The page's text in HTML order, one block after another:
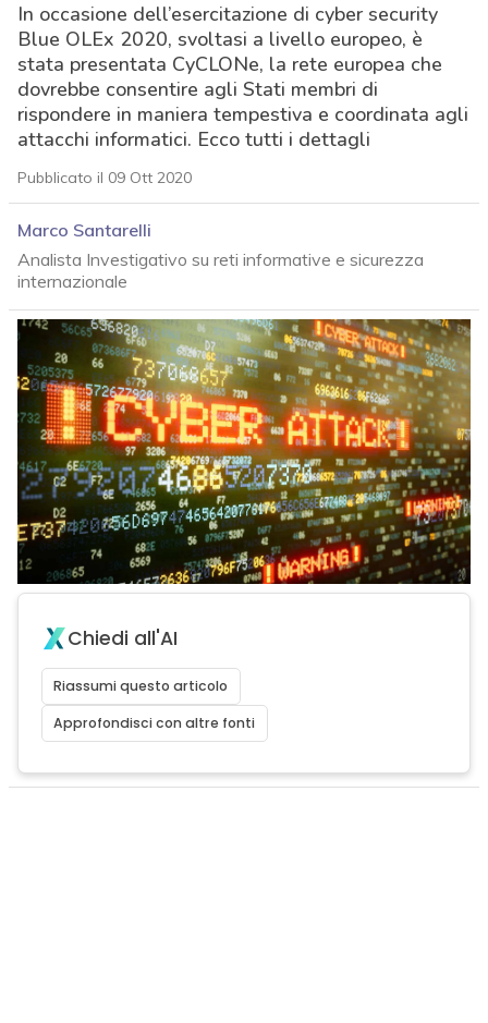
In occasione dell’esercitazione di cyber security
Blue OLEx 2020, svoltasi a livello europeo, è
stata presentata CyCLONe, la rete europea che
dovrebbe consentire agli Stati membri di
rispondere in maniera tempestiva e coordinata agli
attacchi informatici. Ecco tutti i dettagli
Pubblicato il 09 Ott 2020
Marco Santarelli
Analista Investigativo su reti informative e sicurezza
internazionale
Chiedi all'AI
Riassumi questo articolo
Approfondisci con altre fonti